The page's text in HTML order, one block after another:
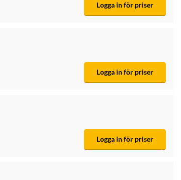
Logga in för priser
Logga in för priser
Logga in för priser